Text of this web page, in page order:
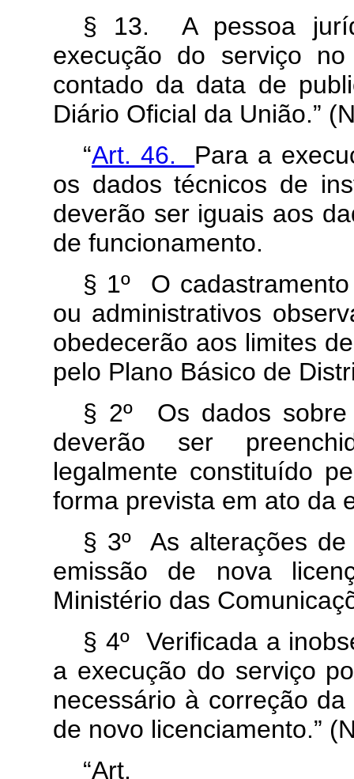
§ 13. A pessoa
execução do serviço
contado da data de
Diário Oficial da União.”
“Art. 46. Para a
os dados técnicos de
deverão ser iguais aos
de funcionamento.
§ 1º O
ou administrativos
obedecerão aos limites
pelo Plano Básico de
§ 2º Os dados sobre
deverão ser
legalmente constituído
forma prevista em ato da
§ 3º As alterações
emissão de nova
Ministério das
§ 4º Verificada a
a execução do serviço
necessário à correção
de novo licenciamento.”